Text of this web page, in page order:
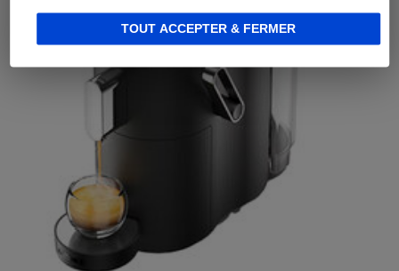
TOUT ACCEPTER & FERMER